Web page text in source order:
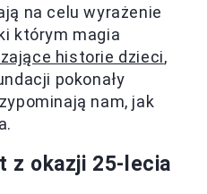
na celu wyrażenie
którym magia
historie dzieci,
pokonały
nam, jak
z okazji 25-lecia